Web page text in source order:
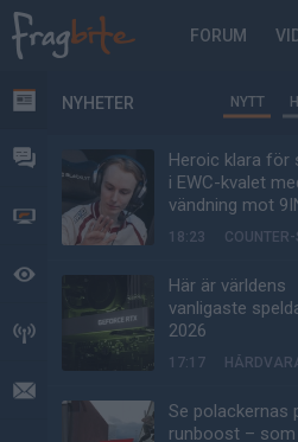
FORUM
NYHETER
VIDEO
BEVAKAT
HÄNDELSER
NYHETER NYTT
Heroic klara för
i EWC-kvalet
vändning mot
18:23 COUNTER-
Här är världens
vanligaste
2026
17:17
Se polackernas
runboost – som